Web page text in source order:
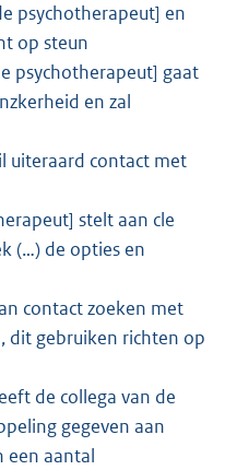
psychotherapeut] en
op steun
psychotherapeut] gaat
en zal
contact met
stelt aan cle
(…) de opties en
contact zoeken met
dit gebruiken richten op
de collega van de
gegeven aan
een aantal